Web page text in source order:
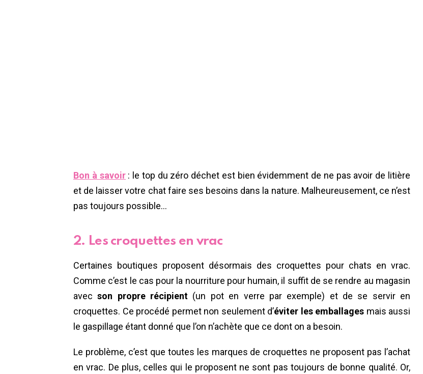
Bon à savoir: le top du zéro déchet est bien évidemment de ne pas avoir de litière
et de laisser votre chat faire ses besoins dans la nature. Malheureusement, ce n’est
pas toujours possible…
2. Les croquettes en vrac
Certaines boutiques proposent désormais des croquettes pour chats en vrac.
Comme c’est le cas pour la nourriture pour humain, il suffit de se rendre au magasin
avecson propre récipient (un pot en verre par exemple) et de se servir en
croquettes. Ce procédé permet non seulement d’éviter les emballages mais aussi
le gaspillage étant donné que l’on n’achète que ce dont on a besoin.
Le problème, c’est que toutes les marques de croquettes ne proposent pas l’achat
en vrac. De plus, celles qui le proposent ne sont pas toujours de bonne qualité. Or,